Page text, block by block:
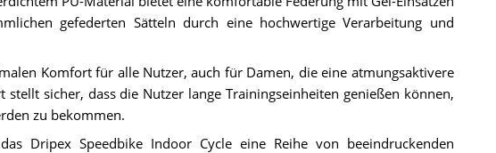
gefederten Sätteln durch eine hochwertige Verarbeitung und
Komfort für alle Nutzer, auch für Damen, die eine atmungsaktivere
sicher, dass die Nutzer lange Trainingseinheiten genießen können,
zu bekommen.
Dripex Speedbike Indoor Cycle eine Reihe von beeindruckenden